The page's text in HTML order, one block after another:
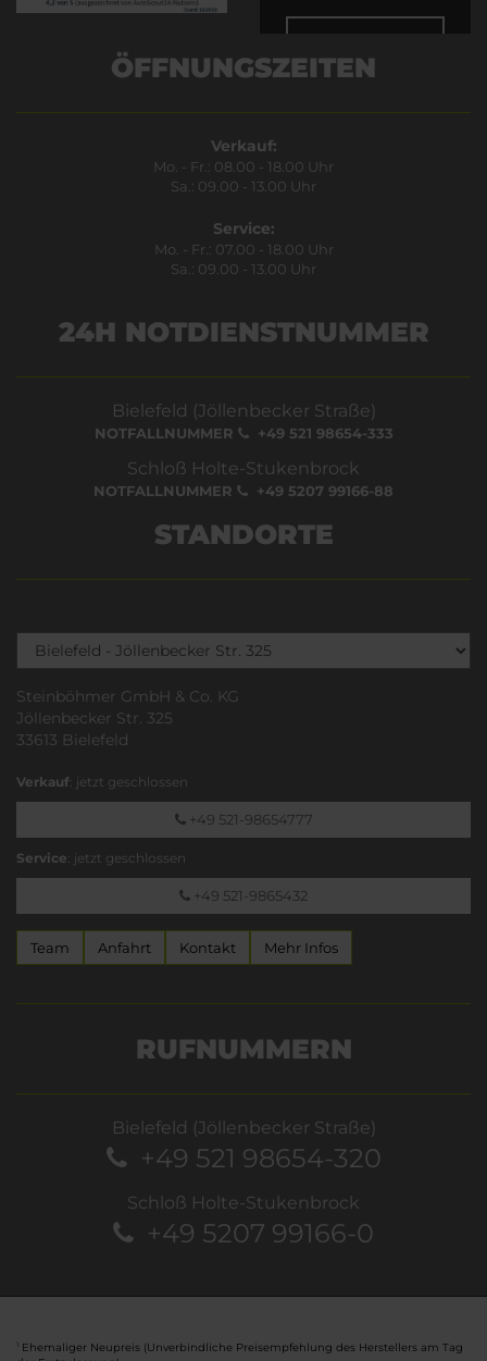
ÖFFNUNGSZEITEN
Verkauf:
Mo. - Fr.: 08.00 - 18.00 Uhr
Sa.: 09.00 - 13.00 Uhr
Service:
Mo. - Fr.: 07.00 - 18.00 Uhr
Sa.: 09.00 - 13.00 Uhr
24H NOTDIENSTNUMMER
Bielefeld (Jöllenbecker Straße)
NOTFALLNUMMER +49 521 98654-333
Schloß Holte-Stukenbrock
NOTFALLNUMMER +49 5207 99166-88
STANDORTE
Steinböhmer GmbH & Co. KG
Jöllenbecker Str. 325
33613 Bielefeld
Verkauf: jetzt geschlossen
+49 521-98654777
Service: jetzt geschlossen
+49 521-9865432
Team Anfahrt Kontakt Mehr Infos
RUFNUMMERN
Bielefeld (Jöllenbecker Straße)
+49 521 98654-320
Schloß Holte-Stukenbrock
+49 5207 99166-0
Ehemaliger Neupreis (Unverbindliche Preisempfehlung des Herstellers am Tag